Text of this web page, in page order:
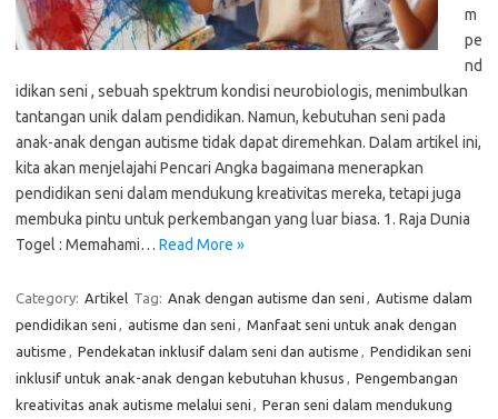
m
pe
nd
idikan seni , sebuah spektrum kondisi neurobiologis, menimbulkan
tantangan unik dalam pendidikan. Namun, kebutuhan seni pada
anak-anak dengan autisme tidak dapat diremehkan. Dalam artikel ini,
kita akan menjelajahi Pencari Angka bagaimana menerapkan
pendidikan seni dalam mendukung kreativitas mereka, tetapi juga
membuka pintu untuk perkembangan yang luar biasa. 1. Raja Dunia
Togel : Memahami… Read More »
Category: Artikel Tag: Anak dengan autisme dan seni , Autisme dalam
pendidikan seni , autisme dan seni , Manfaat seni untuk anak dengan
autisme , Pendekatan inklusif dalam seni dan autisme , Pendidikan seni
inklusif untuk anak-anak dengan kebutuhan khusus , Pengembangan
kreativitas anak autisme melalui seni , Peran seni dalam mendukung